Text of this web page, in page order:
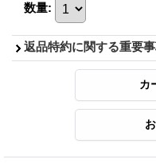
数量:
返品特約に関する重要